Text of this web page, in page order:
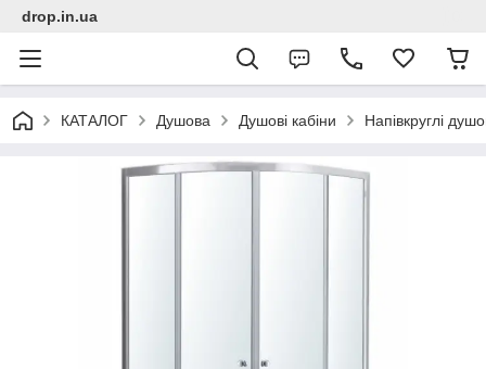
drop.in.ua
КАТАЛОГ Душова Душові кабіни Напівкруглі